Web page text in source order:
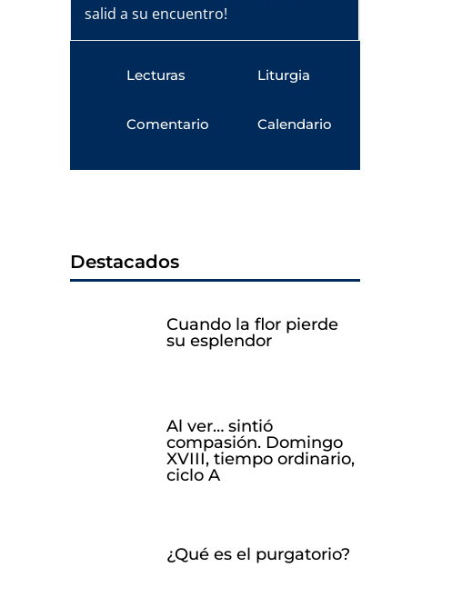
salid a su encuentro!
Lecturas
Comentario
Liturgia
Calendario
Destacados
Cuando la flor pierde
su esplendor
Al ver… sintió
compasión. Domingo
XVIII, tiempo ordinario,
ciclo A
¿Qué es el purgatorio?